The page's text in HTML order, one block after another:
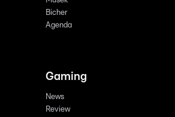
Bicher
Agenda
Gaming
News
Review